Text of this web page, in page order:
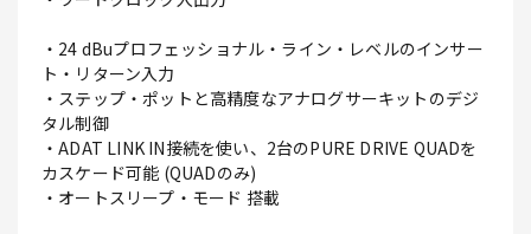
・24 dBuプロフェッショナル・ライン・レベルのインサー
ト・リターン入力
・ステップ・ポットと高精度なアナログサーキットのデジ
タル制御
・ADAT LINK IN接続を使い、2台のPURE DRIVE QUADを
カスケード可能 (QUADのみ)
・オートスリープ・モード 搭載